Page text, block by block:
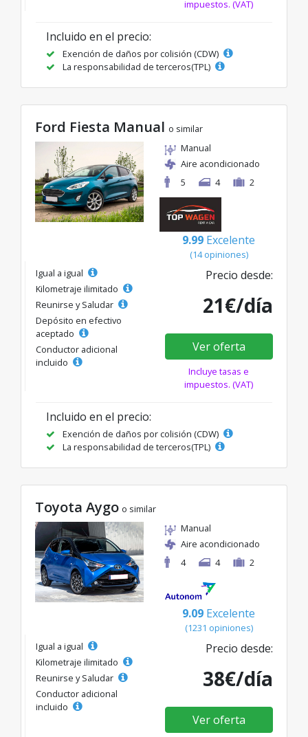
impuestos. (VAT)
Incluido en el precio:
Exención de daños por colisión (CDW)
La responsabilidad de terceros(TPL)
Ford Fiesta Manual o similar
Manual
Aire acondicionado
5
4 2
9.99 Excelente
(14 opiniones)
Igual a igual
Kilometraje ilimitado
Reunirse y Saludar
Depósito en efectivo
aceptado
Conductor adicional
incluido
Precio desde:
21€/día
Ver oferta
Incluye tasas e
impuestos. (VAT)
Incluido en el precio:
Exención de daños por colisión (CDW)
La responsabilidad de terceros(TPL)
Toyota Aygo o similar
Manual
Aire acondicionado
4
4 2
9.09 Excelente
(1231 opiniones)
Igual a igual
Kilometraje ilimitado
Reunirse y Saludar
Conductor adicional
incluido
Precio desde:
38€/día
Ver oferta